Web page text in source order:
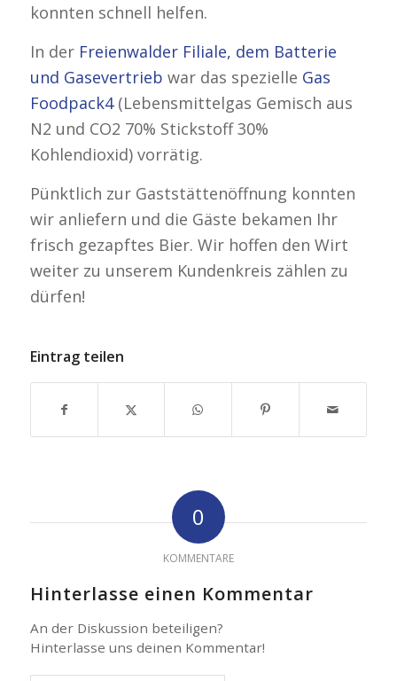
konnten schnell helfen.
In der Freienwalder Filiale, dem Batterie
und Gasevertrieb war das spezielle Gas
Foodpack4 (Lebensmittelgas Gemisch aus
N2 und CO2 70% Stickstoff 30%
Kohlendioxid) vorrätig.
Pünktlich zur Gaststättenöffnung konnten
wir anliefern und die Gäste bekamen Ihr
frisch gezapftes Bier. Wir hoffen den Wirt
weiter zu unserem Kundenkreis zählen zu
dürfen!
Eintrag teilen
0
KOMMENTARE
Hinterlasse einen Kommentar
An der Diskussion beteiligen?
Hinterlasse uns deinen Kommentar!